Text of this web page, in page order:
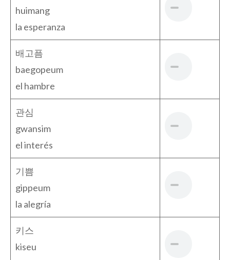
huimang
la esperanza
배고픔
baegopeum
el hambre
관심
gwansim
el interés
기쁨
gippeum
la alegría
키스
kiseu